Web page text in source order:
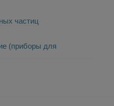
частиц
(приборы для